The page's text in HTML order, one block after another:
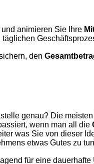
und animieren Sie Ihre
den
genau? Die
wenn man all die
was Sie von dieser
etwas Gutes zu
für eine dauerhafte